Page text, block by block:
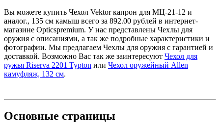
Вы можете купить Чехол Vektor капрон для МЦ-21-12 и
аналог., 135 см камыш всего за 892.00 рублей в интернет-
магазине Opticspremium. У нас представлены Чехлы для
оружия с описаниями, а так же подробные характеристики и
фотографии. Мы предлагаем Чехлы для оружия с гарантией и
доставкой. Возможно Вас так же заинтересуют Чехол для
ружья Riserva 2201 Typton или Чехол оружейный Allen
камуфляж, 132 см.
Основные страницы